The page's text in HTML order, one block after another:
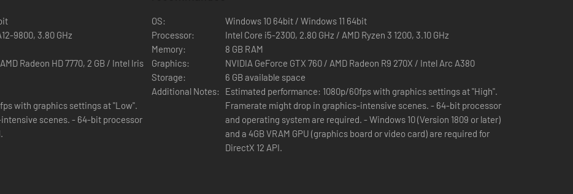
chansons ! Des nouveautés
aux doublons.
Grande Guerre des Tambours. Jusqu'à 4 joueurs peuvent jouer à Groupe de Don-chan et à Cours ! Dojo des ninjas. Chaque joueur aura
no Tatsujin pour Xbox Series X|S, Windows PC.
9800, 3.80 GHz
Radeon HD 7770, 2 GB / Intel Iris
with graphics settings at "Low".
- 64-bit processor
OS:
Windows 10 64bit / Windows 11 64bit
Processor:
Intel Core i5-2300, 2.80 GHz / AMD Ryzen 3 1200, 3.10 GHz
Memory:
8 GB RAM
Graphics:
NVIDIA GeForce GTX 760 / AMD Radeon R9 270X / Intel Arc A380
Storage:
6 GB available space
Additional Notes:
Estimated performance: 1080p/60fps with graphics settings at "High".
Framerate might drop in graphics-intensive scenes. - 64-bit processor
and operating system are required. - Windows 10 (Version 1809 or later)
and a 4GB VRAM GPU (graphics board or video card) are required for
DirectX 12 API.